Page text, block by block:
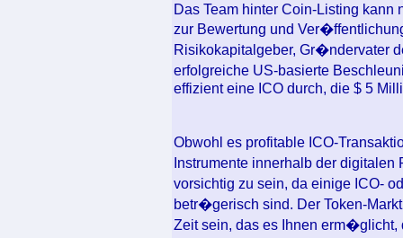
Das Team hinter Coin-Listing kann
zur Bewertung und
Risikokapitalgeber, Gr�ndervater
erfolgreiche US-basierte
effizient eine ICO durch, die $ 5
Obwohl es profitable ICO-
Instrumente innerhalb der
vorsichtig zu sein, da einige ICO-
betr�gerisch sind. Der Token-
Zeit sein, das es Ihnen